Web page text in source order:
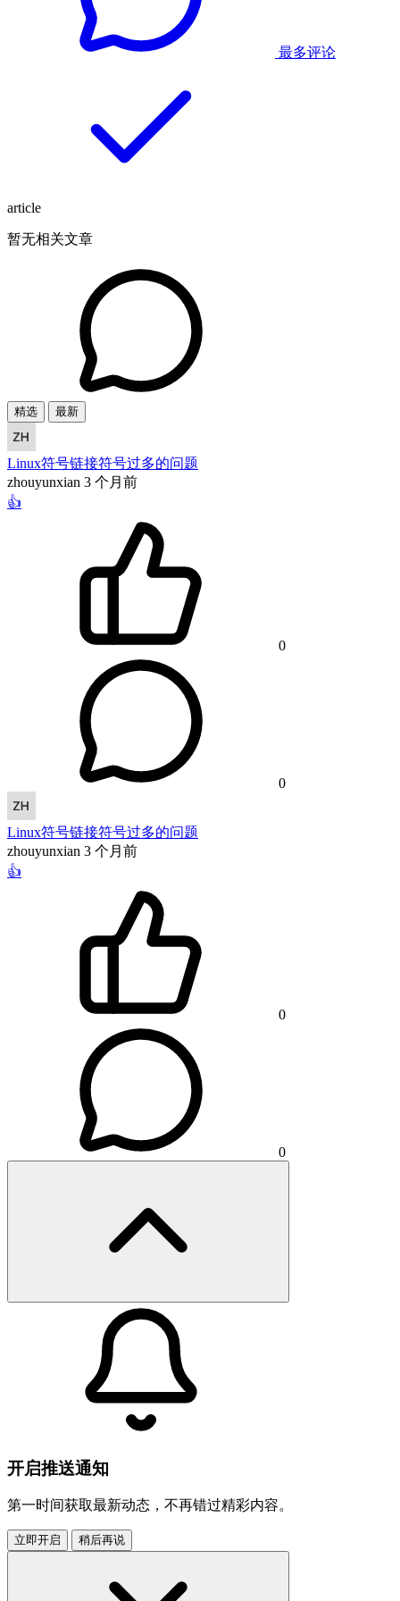
最多评论
article
暂无相关文章
精选 最新
Linux符号链接符号过多的问题
zhouyunxian 3 个月前
👍
0
0
Linux符号链接符号过多的问题
zhouyunxian 3 个月前
👍
0
0
开启推送通知
第一时间获取最新动态，不再错过精彩内容。
立即开启 稍后再说